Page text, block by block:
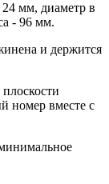
24 мм, диаметр в
- 96 мм.
и держится
номер вместе с